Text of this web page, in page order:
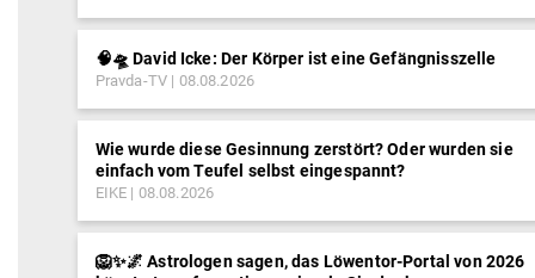
🧠🛸 David Icke: Der Körper ist eine Gefängnisszelle
Pravda-TV 08.08.2026
Wie wurde diese Gesinnung zerstört? Oder wurden sie
einfach vom Teufel selbst eingespannt?
EIKE 08.08.2026
🦁✨🌌 Astrologen sagen, das Löwentor-Portal von 2026